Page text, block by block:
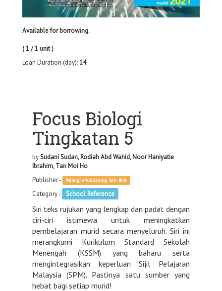
Available for borrowing.
( 1 / 1 unit )
Loan Duration (day):14
Focus Biologi
Tingkatan 5
bySudani Sudan, Rodiah Abd Wahid, Noor Haniyatie
Ibrahim, Tan Moi Ho
Publisher -
Pelangi ePublishing Sdn. Bhd.
Category - School Reference
Siri teks rujukan yang lengkap dan padat dengan
ciri-ciri istimewa untuk meningkatkan
pembelajaran murid secara menyeluruh. Siri ini
merangkumi Kurikulum Standard Sekolah
Menengah (KSSM) yang baharu serta
mengintegrasikan keperluan Sijil Pelajaran
Malaysia (SPM). Pastinya satu sumber yang
hebat bagi setiap murid!